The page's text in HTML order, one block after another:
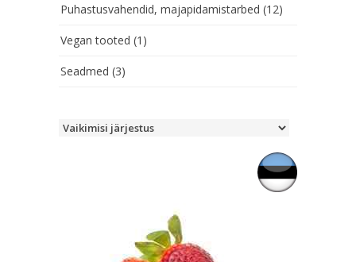
Puhastusvahendid, majapidamistarbed (12)
Vegan tooted (1)
Seadmed (3)